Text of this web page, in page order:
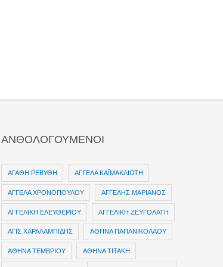
ΑΝΘΟΛΟΓΟΥΜΕΝΟΙ
ΑΓΑΘΗ ΡΕΒΥΘΗ ΑΓΓΕΛΑ ΚΑΪΜΑΚΛΙΩΤΗ
ΑΓΓΕΛΑ ΧΡΟΝΟΠΟΥΛΟΥ ΑΓΓΕΛΗΣ ΜΑΡΙΑΝΟΣ
ΑΓΓΕΛΙΚΗ ΕΛΕΥΘΕΡΙΟΥ ΑΓΓΕΛΙΚΗ ΖΕΥΓΟΛΑΤΗ
ΑΓΙΣ ΧΑΡΑΛΑΜΠΙΔΗΣ ΑΘΗΝΑ ΠΑΠΑΝΙΚΟΛΑΟΥ
ΑΘΗΝΑ ΤΕΜΒΡΙΟΥ ΑΘΗΝΑ ΤΙΤΑΚΗ